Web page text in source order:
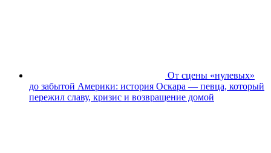
От сцены «нулевых»
до забытой Америки: история Оскара — певца, который
пережил славу, кризис и возвращение домой